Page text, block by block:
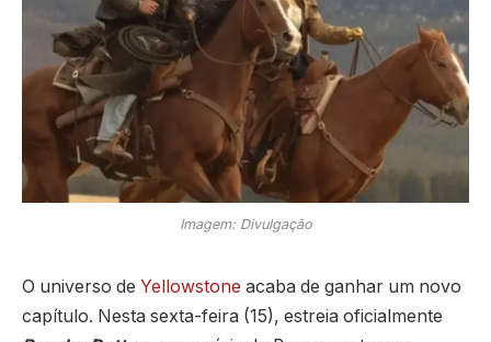
Imagem: Divulgação
O universo de Yellowstone acaba de ganhar um novo
capítulo. Nesta sexta-feira (15), estreia oficialmente